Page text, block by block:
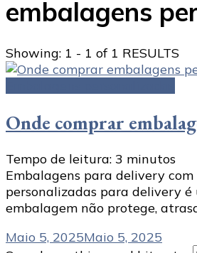
embalagens
Showing: 1 - 1 of 1 RESULTS
Onde comprar
Tempo de leitura: 3 minutos
Embalagens para delivery
personalizadas para delivery é
embalagem não protege,
Maio 5, 2025Maio 5, 2025